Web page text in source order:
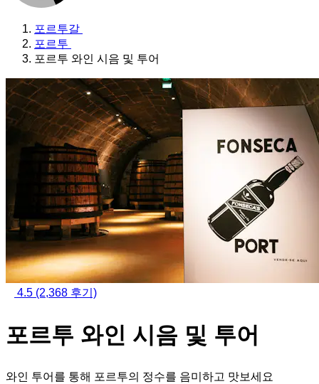
포르투갈
포르투
포르투 와인 시음 및 투어
4.5 (2,368 후기)
포르투 와인 시음 및 투어
와인 투어를 통해 포르투의 정수를 음미하고 맛보세요